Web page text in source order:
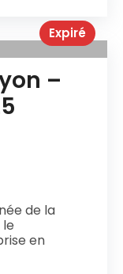
Expiré
–
de la
en